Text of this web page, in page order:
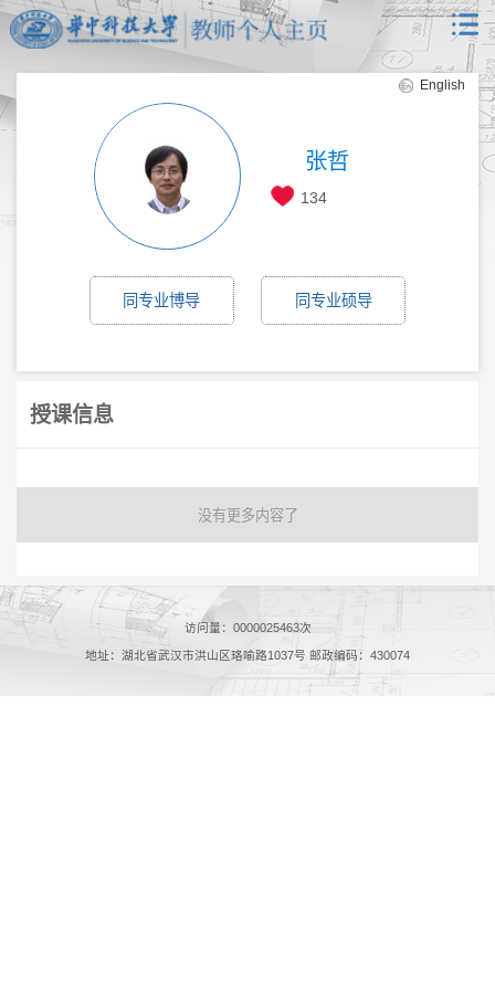
English
张哲
134
同专业博导 同专业硕导
授课信息
没有更多内容了
访问量： 0000025463次
地址：湖北省武汉市洪山区珞喻路1037号 邮政编码：430074